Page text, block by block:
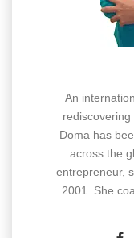
An
rediscovering
Doma has
across the
entrepreneur,
2001. She